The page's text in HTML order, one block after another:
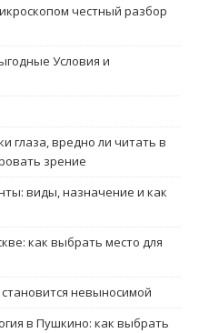
честный разбор
Условия и
глаза, вредно ли читать в
зрение
виды, назначение и как
как выбрать место для
невыносимой
в Пушкино: как выбрать